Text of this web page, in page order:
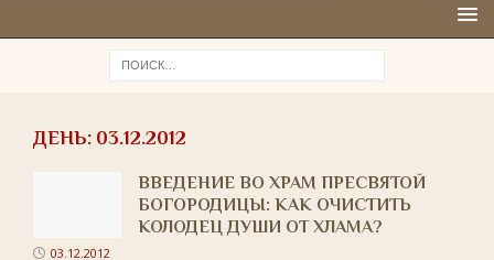
ДЕНЬ: 03.12.2012
ВВЕДЕНИЕ ВО ХРАМ ПРЕСВЯТОЙ
БОГОРОДИЦЫ: КАК ОЧИСТИТЬ
КОЛОДЕЦ ДУШИ ОТ ХЛАМА?
03.12.2012